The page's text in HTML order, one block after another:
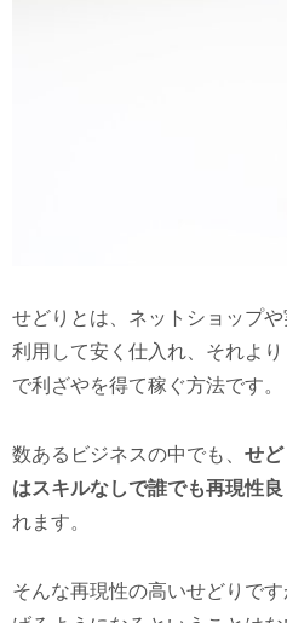
せどりとは、ネットショップ
利用して安く仕入れ、それよ
で利ざやを得て稼ぐ方法です。
数あるビジネスの中でも、 せど
はスキルなしで誰でも再現性
れます。
そんな再現性の高いせどりで